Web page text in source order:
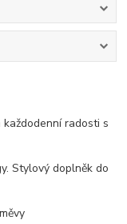
radosti s
Stylový doplněk do